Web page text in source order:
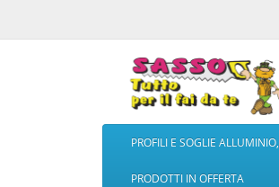
PROFILI E SOGLIE
PRODOTTI IN OFFERTA